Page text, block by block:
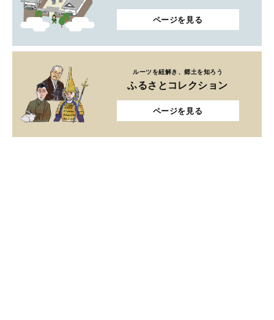
ページを見る
ルーツを紐解き、郷土を知ろう
ふるさとコレクション
ページを見る